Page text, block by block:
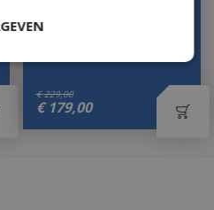
€ 229,00
€ 179,00
Let op: bijna uitverkocht!